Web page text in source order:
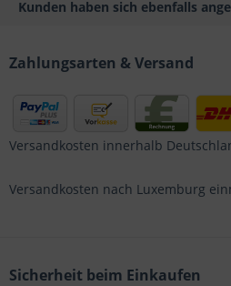
Kunden haben sich ebenfalls
Zahlungsarten & Versand
Versandkosten innerhalb
Versandkosten nach Luxemburg
Sicherheit beim Einkaufen